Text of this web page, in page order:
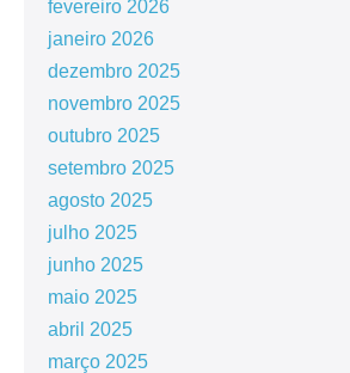
fevereiro 2026
janeiro 2026
dezembro 2025
novembro 2025
outubro 2025
setembro 2025
agosto 2025
julho 2025
junho 2025
maio 2025
abril 2025
março 2025